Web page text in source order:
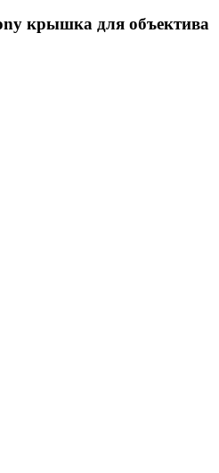
крышка для объектива